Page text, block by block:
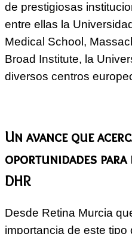
de prestigiosas
entre ellas la
Medical School,
Broad Institute, la
diversos centros
Un avance que
oportunidades
DHR
Desde Retina Murcia
importancia de este